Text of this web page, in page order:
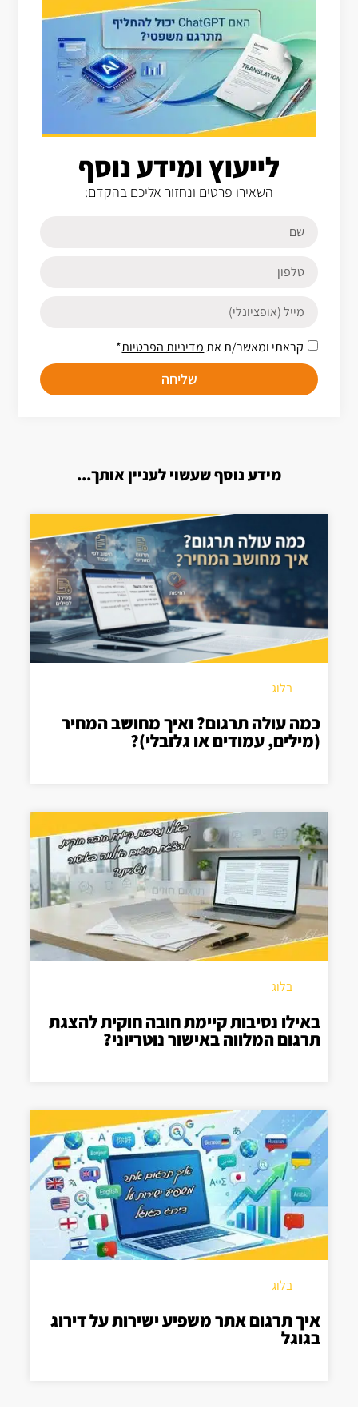
לייעוץ ומידע נוסף
השאירו פרטים ונחזור אליכם בהקדם:
קראתי ומאשר/ת אתמדיניות הפרטיות*
שליחה
מידע נוסף שעשוי לעניין אותך...
בלוג
כמה עולה תרגום? ואיך מחושב המחיר
(מילים, עמודים או גלובלי)?
בלוג
באילו נסיבות קיימת חובה חוקית להצגת
תרגום המלווה באישור נוטריוני?
בלוג
איך תרגום אתר משפיע ישירות על דירוג
בגוגל